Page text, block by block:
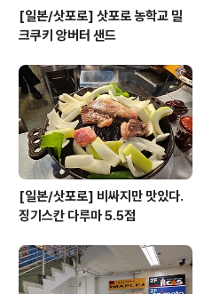
[일본/삿포로] 삿포로 농학교 밀
크쿠키 앙버터 샌드
[일본/삿포로] 비싸지만 맛있다.
징기스칸 다루마 5.5점